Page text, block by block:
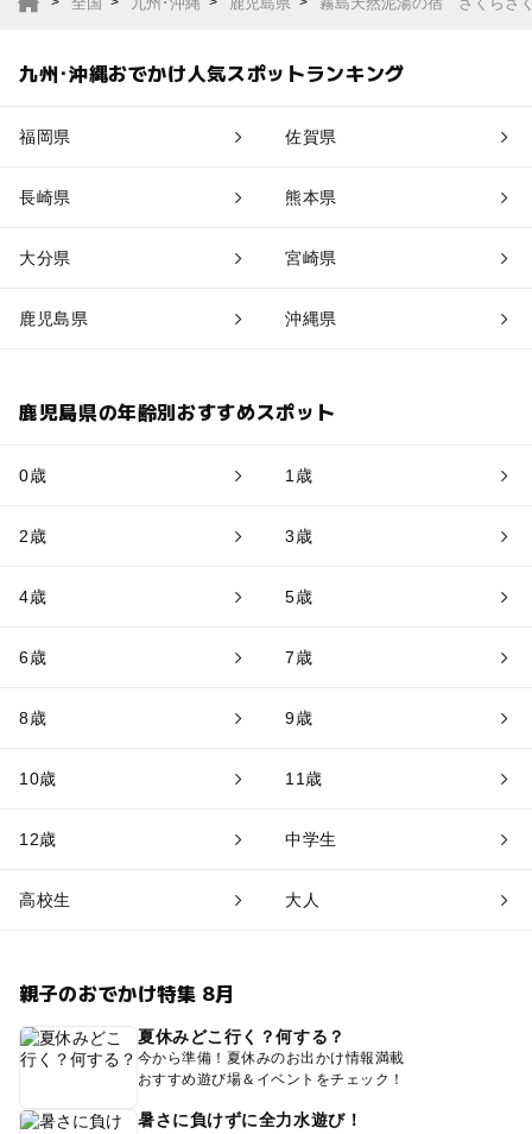
九州･沖縄おでかけ人気スポットランキング
福岡県 佐賀県
長崎県 熊本県
大分県 宮崎県
鹿児島県 沖縄県
鹿児島県の年齢別おすすめスポット
0歳 1歳
2歳 3歳
4歳 5歳
6歳 7歳
8歳 9歳
10歳 11歳
12歳 中学生
高校生 大人
親子のおでかけ特集 8月
夏休みどこ行く？何する？
今から準備！夏休みのお出かけ情報満載
おすすめ遊び場＆イベントをチェック！
暑さに負けずに全力水遊び！